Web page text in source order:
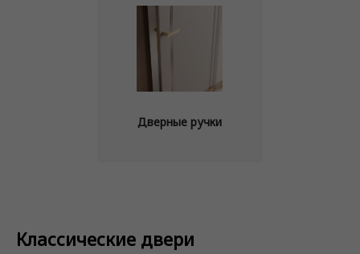
Дверные ручки
Классические двери